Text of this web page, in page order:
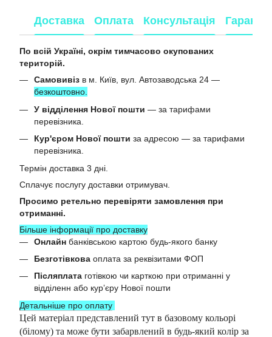
Доставка Оплата Консультація Гарантія
По всій Україні, окрім тимчасово окупованих
територій.
Самовивіз в м. Київ, вул. Автозаводська 24 —
безкоштовно.
У відділення Нової пошти — за тарифами
перевізника.
Кур'єром Нової пошти за адресою — за тарифами
перевізника.
Термін доставка 3 дні.
Сплачує послугу доставки отримувач.
Просимо ретельно перевіряти замовлення при
отриманні.
Більше інформації про доставку
Онлайн банківською картою будь-якого банку
Безготівкова оплата за реквізитами ФОП
Післяплата готівкою чи карткою при отриманні у
відділенн або курʼєру Нової пошти
Детальніше про оплату
Цей матеріал представлений тут в базовому кольорі
(білому) та може бути забарвлений в будь-який колір за